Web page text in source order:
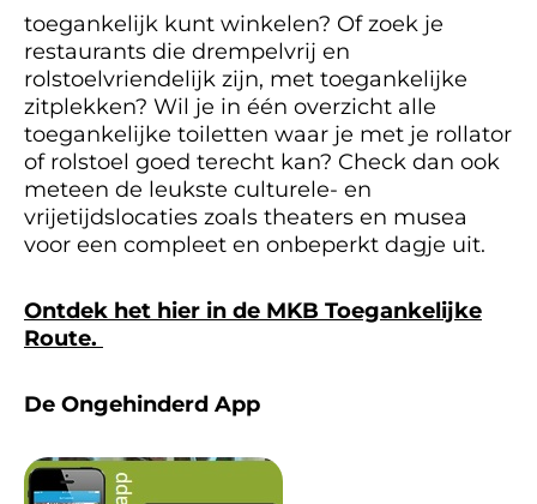
toegankelijk kunt winkelen? Of zoek je
restaurants die drempelvrij en
rolstoelvriendelijk zijn, met toegankelijke
zitplekken? Wil je in één overzicht alle
toegankelijke toiletten waar je met je rollator
of rolstoel goed terecht kan? Check dan ook
meteen de leukste culturele- en
vrijetijdslocaties zoals theaters en musea
voor een compleet en onbeperkt dagje uit.
Ontdek het hier in de MKB Toegankelijke
Route.
De Ongehinderd App